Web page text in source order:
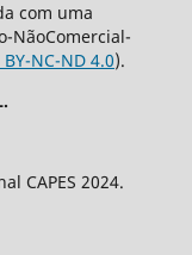
com uma
NãoComercial-
BY-NC-ND 4.0).
CAPES 2024.